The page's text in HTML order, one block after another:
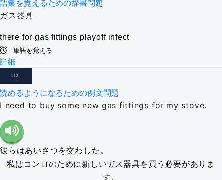
語彙を覚えるための辞書問題
ガス器具
there for gas fittings playoff infect
単語を覚える
詳細
読めるようになるための例文問題
I need to buy some new gas fittings for my stove.
彼らはあいさつを交わした。
私はコンロのために新しいガス器具を買う必要がありま
す。